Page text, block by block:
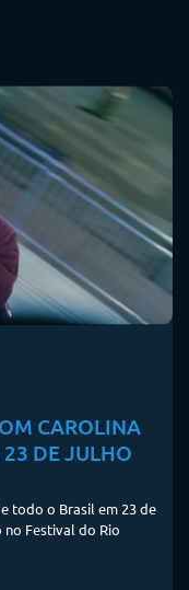
CAROLINA
DE JULHO
todo o Brasil em 23 de
no Festival do Rio